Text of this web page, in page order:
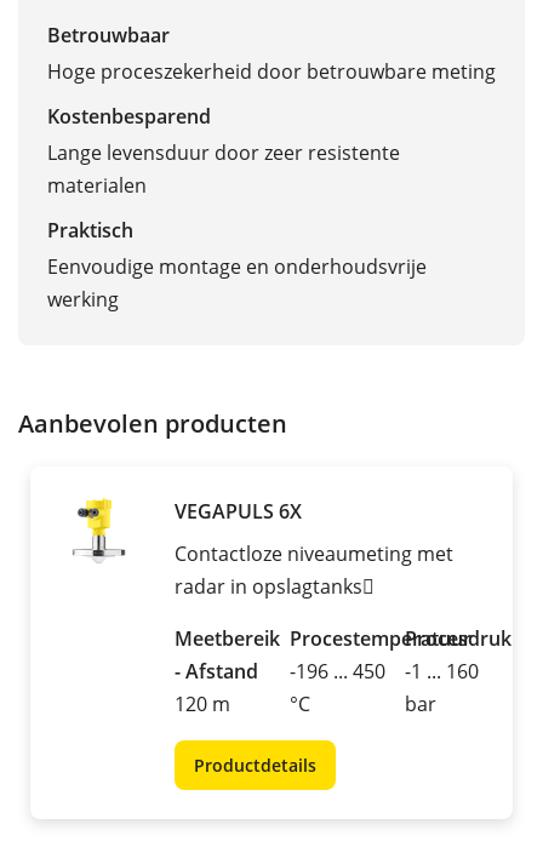
Betrouwbaar
Hoge proceszekerheid door betrouwbare meting
Kostenbesparend
Lange levensduur door zeer resistente
materialen
Praktisch
Eenvoudige montage en onderhoudsvrije
werking
Aanbevolen producten
VEGAPULS 6X
Contactloze niveaumeting met
radar in opslagtanks
Meetbereik
- Afstand
120 m
Procestemperatuur
-196 ... 450
°C
Procesdruk
-1 ... 160
bar
Productdetails